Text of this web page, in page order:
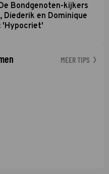
Bondgenoten-kijkers
Diederik en Dominique
'Hypocriet'
MEER TIPS